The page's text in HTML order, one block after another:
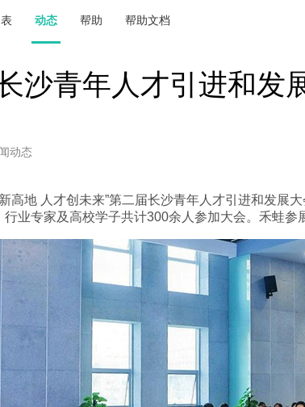
动态 帮助 帮助文档
沙青年人才引进和发
动态
高地 人才创未来”第二届长沙青年人才引进和发展
业专家及高校学子共计300余人参加大会。禾蛙参